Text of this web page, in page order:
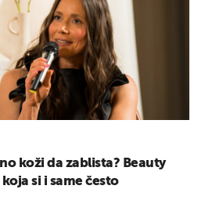
koži da zablista? Beauty
si i same često